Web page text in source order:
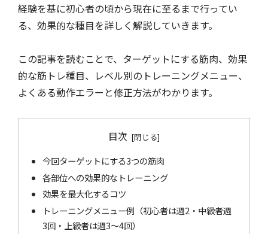
経験を基に初心者の頃から現在に至るまで行ってい
る、効果的な種目を詳しく解説していきます。
この記事を読むことで、ターゲットにする筋肉、効果
的な筋トレ種目、レベル別のトレーニングメニュー、
よくある動作エラーと修正方法がわかります。
目次
今回ターゲットにする3つの筋肉
各部位への効果的なトレーニング
効果を最大化するコツ
トレーニングメニュー例（初心者は週2・中級者週
3回・上級者は週3〜4回）